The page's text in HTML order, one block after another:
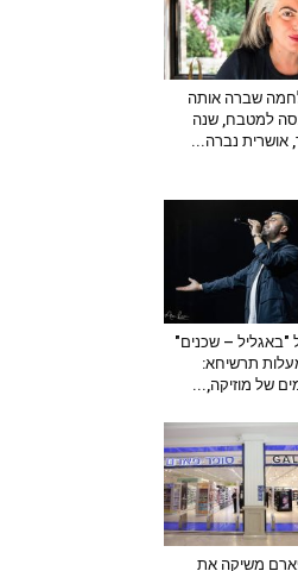
שברה אותה
למטבח, שנה
אושרית נברה...
"באגליל – שכנים"
תרשיחא:
של מוזיקה,...
משיקה את